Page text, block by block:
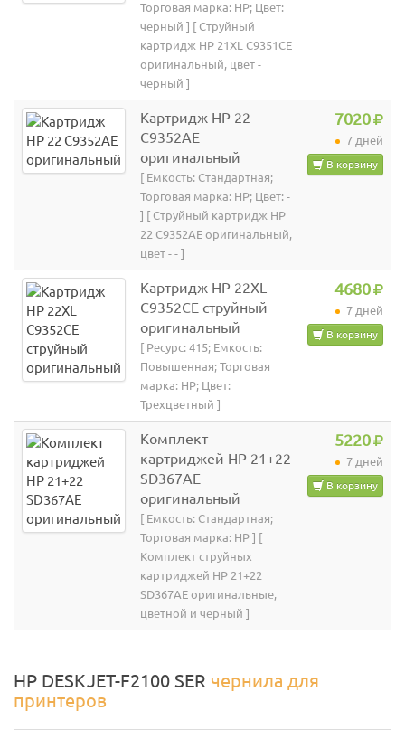
Торговая марка: HP; Цвет:
черный ] [ Струйный
картридж HP 21XL C9351CE
оригинальный, цвет -
черный ]
Картридж HP 22
C9352AE
оригинальный
[ Емкость: Стандартная;
Торговая марка: HP; Цвет: -
] [ Струйный картридж HP
22 C9352AE оригинальный,
цвет - - ]
7020
7 дней
В корзину
Картридж HP 22XL
C9352CE струйный
оригинальный
[ Ресурс: 415; Емкость:
Повышенная; Торговая
марка: HP; Цвет:
Трехцветный ]
4680
7 дней
В корзину
Комплект
картриджей HP 21+22
SD367AE
оригинальный
[ Емкость: Стандартная;
Торговая марка: HP ] [
Комплект струйных
картриджей HP 21+22
SD367AE оригинальные,
цветной и черный ]
5220
7 дней
В корзину
HP DESKJET-F2100 SER чернила для
принтеров